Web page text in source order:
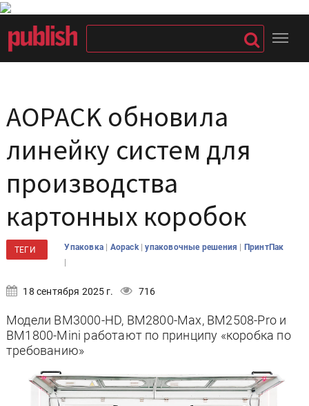
AOPACK обновила
линейку систем для
производства
картонных коробок
ТЕГИ Упаковка | Aopack |упаковочные решения | ПринтПак
|
18 сентября 2025 г. 716
Модели BM3000-HD, BM2800-Max, BM2508-Pro и
BM1800-Mini работают по принципу «коробка по
требованию»